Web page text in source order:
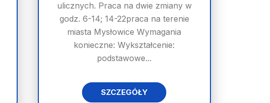
ulicznych. Praca na dwie zmiany w
godz. 6-14; 14-22praca na terenie
miasta Mysłowice Wymagania
konieczne: Wykształcenie:
podstawowe...
SZCZEGÓŁY